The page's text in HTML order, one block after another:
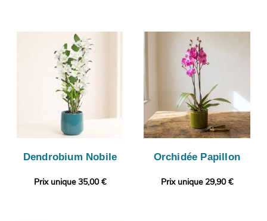
Dendrobium Nobile
Prix unique 35,00 €
Orchidée Papillon
Prix unique 29,90 €